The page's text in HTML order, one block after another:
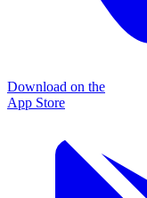
Download on the
App Store